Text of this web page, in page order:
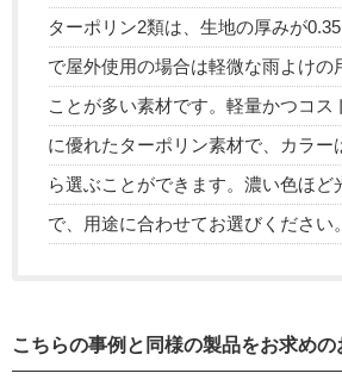
ターポリン2類は、生地の厚みが
で屋外使用の場合は軽微な雨よけの
ことが多い素材です。軽量かつコス
に優れたターポリン素材で、カラー
ら選ぶことができます。濃い色ほど
で、用途に合わせてお選びください。
こちらの事例と同様の製品をお求めの